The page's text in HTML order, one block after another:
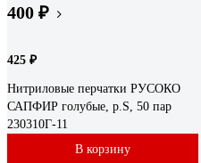
400 ₽
425 ₽
Нитриловые перчатки РУСОКО
САПФИР голубые, р.S, 50 пар
230310Г-11
В корзину